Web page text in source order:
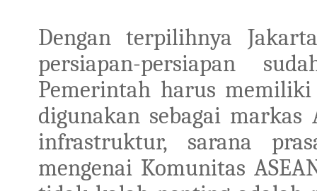
Denganterpilihnya
persiapan-persiapan
Pemerintah harus
digunakan sebagai markas
infrastruktur, sarana
mengenai Komunitas